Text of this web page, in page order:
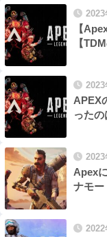
2023
【
【
2023
APEX
ったの
2023
Apex
ナモー
2022